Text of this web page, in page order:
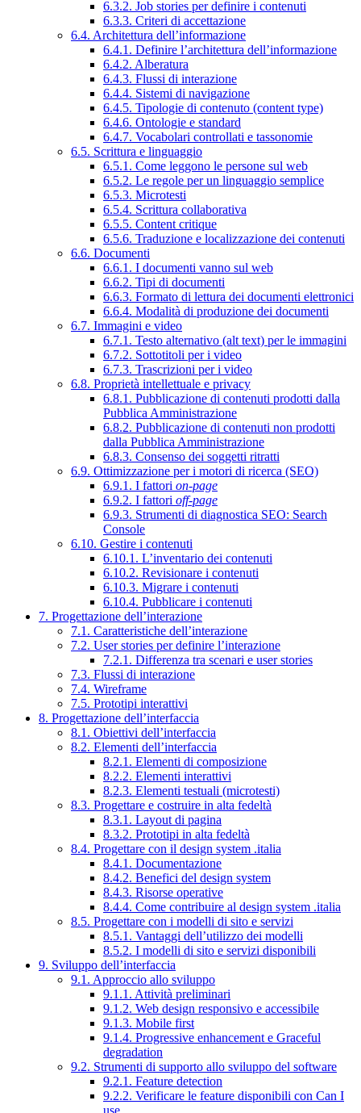
6.3.2. Job stories per definire i contenuti
6.3.3. Criteri di accettazione
6.4. Architettura dell’informazione
6.4.1. Definire l’architettura dell’informazione
6.4.2. Alberatura
6.4.3. Flussi di interazione
6.4.4. Sistemi di navigazione
6.4.5. Tipologie di contenuto (content type)
6.4.6. Ontologie e standard
6.4.7. Vocabolari controllati e tassonomie
6.5. Scrittura e linguaggio
6.5.1. Come leggono le persone sul web
6.5.2. Le regole per un linguaggio semplice
6.5.3. Microtesti
6.5.4. Scrittura collaborativa
6.5.5. Content critique
6.5.6. Traduzione e localizzazione dei contenuti
6.6. Documenti
6.6.1. I documenti vanno sul web
6.6.2. Tipi di documenti
6.6.3. Formato di lettura dei documenti elettronici
6.6.4. Modalità di produzione dei documenti
6.7. Immagini e video
6.7.1. Testo alternativo (alt text) per le immagini
6.7.2. Sottotitoli per i video
6.7.3. Trascrizioni per i video
6.8. Proprietà intellettuale e privacy
6.8.1. Pubblicazione di contenuti prodotti dalla
Pubblica Amministrazione
6.8.2. Pubblicazione di contenuti non prodotti
dalla Pubblica Amministrazione
6.8.3. Consenso dei soggetti ritratti
6.9. Ottimizzazione per i motori di ricerca (SEO)
6.9.1. I fattori on-page
6.9.2. I fattori off-page
6.9.3. Strumenti di diagnostica SEO: Search
Console
6.10. Gestire i contenuti
6.10.1. L’inventario dei contenuti
6.10.2. Revisionare i contenuti
6.10.3. Migrare i contenuti
6.10.4. Pubblicare i contenuti
7. Progettazione dell’interazione
7.1. Caratteristiche dell’interazione
7.2. User stories per definire l’interazione
7.2.1. Differenza tra scenari e user stories
7.3. Flussi di interazione
7.4. Wireframe
7.5. Prototipi interattivi
8. Progettazione dell’interfaccia
8.1. Obiettivi dell’interfaccia
8.2. Elementi dell’interfaccia
8.2.1. Elementi di composizione
8.2.2. Elementi interattivi
8.2.3. Elementi testuali (microtesti)
8.3. Progettare e costruire in alta fedeltà
8.3.1. Layout di pagina
8.3.2. Prototipi in alta fedeltà
8.4. Progettare con il design system .italia
8.4.1. Documentazione
8.4.2. Benefici del design system
8.4.3. Risorse operative
8.4.4. Come contribuire al design system .italia
8.5. Progettare con i modelli di sito e servizi
8.5.1. Vantaggi dell’utilizzo dei modelli
8.5.2. I modelli di sito e servizi disponibili
9. Sviluppo dell’interfaccia
9.1. Approccio allo sviluppo
9.1.1. Attività preliminari
9.1.2. Web design responsivo e accessibile
9.1.3. Mobile first
9.1.4. Progressive enhancement e Graceful
degradation
9.2. Strumenti di supporto allo sviluppo del software
9.2.1. Feature detection
9.2.2. Verificare le feature disponibili con Can I
use